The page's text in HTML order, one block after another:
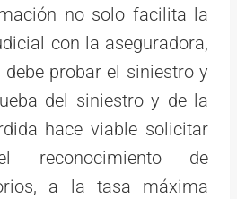
no solo facilita la
con la aseguradora,
probar el siniestro y
del siniestro y de la
hace viable solicitar
reconocimiento de
a la tasa máxima